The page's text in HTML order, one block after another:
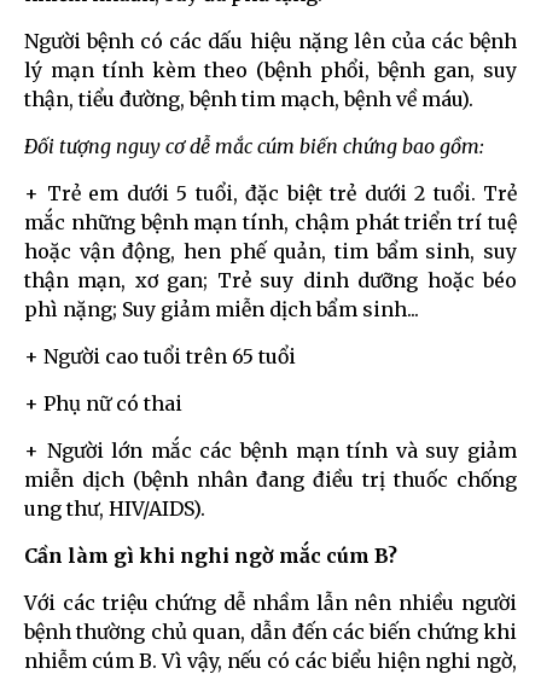
Người bệnh có các dấu hiệu nặng lên của các bệnh
lý mạn tính kèm theo (bệnh phổi, bệnh gan, suy
thận, tiểu đường, bệnh tim mạch, bệnh về máu).
Đối tượng nguy cơ dễ mắc cúm biến chứng bao gồm:
+ Trẻ em dưới 5 tuổi, đặc biệt trẻ dưới 2 tuổi. Trẻ
mắc những bệnh mạn tính, chậm phát triển trí tuệ
hoặc vận động, hen phế quản, tim bẩm sinh, suy
thận mạn, xơ gan; Trẻ suy dinh dưỡng hoặc béo
phì nặng; Suy giảm miễn dịch bẩm sinh...
+ Người cao tuổi trên 65 tuổi
+ Phụ nữ có thai
+ Người lớn mắc các bệnh mạn tính và suy giảm
miễn dịch (bệnh nhân đang điều trị thuốc chống
ung thư, HIV/AIDS).
Cần làm gì khi nghi ngờ mắc cúm B?
Với các triệu chứng dễ nhầm lẫn nên nhiều người
bệnh thường chủ quan, dẫn đến các biến chứng khi
nhiễm cúm B. Vì vậy, nếu có các biểu hiện nghi ngờ,